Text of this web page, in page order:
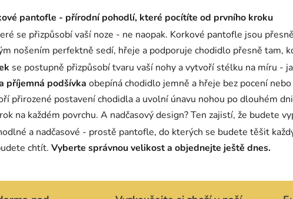
v
l
á
d
a
c
í
p
r
k
y
ý
pantofle - přírodní pohodlí, které pocítíte od prvního kroku
se přizpůsobí vaší noze - ne naopak. Korkové pantofle jsou
nošením perfektně sedí, hřeje a podporuje chodidlo přesně tam,
se postupně přizpůsobí tvaru vaší nohy a vytvoří stélku na míru -
příjemná podšívka obepíná chodidlo jemně a hřeje bez pocení
přirozené postavení chodidla a uvolní únavu nohou po dlouhém
na každém povrchu. A nadčasový design? Ten zajistí, že budete
a nadčasové - prostě pantofle, do kterých se budete těšit
chtít. Vyberte správnou velikost a objednejte ještě dnes.